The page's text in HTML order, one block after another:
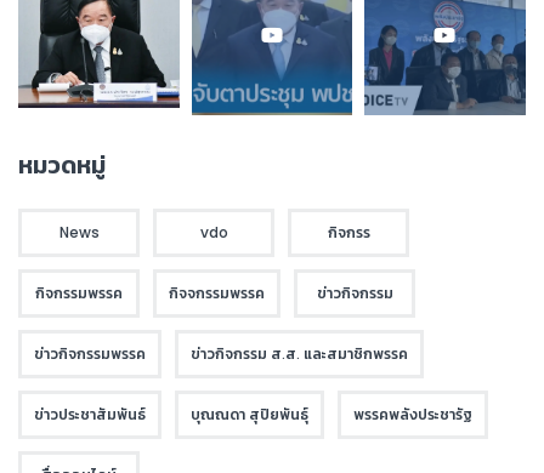
หมวดหมู่
News vdo กิจกรร
กิจกรรมพรรค กิจจกรรมพรรค ข่าวกิจกรรม
ข่าวกิจกรรมพรรค ข่าวกิจกรรม ส.ส. และสมาชิกพรรค
ข่าวประชาสัมพันธ์ บุณณดา สุปิยพันธุ์ พรรคพลังประชารัฐ